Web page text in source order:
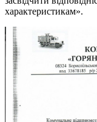
характеристикам».